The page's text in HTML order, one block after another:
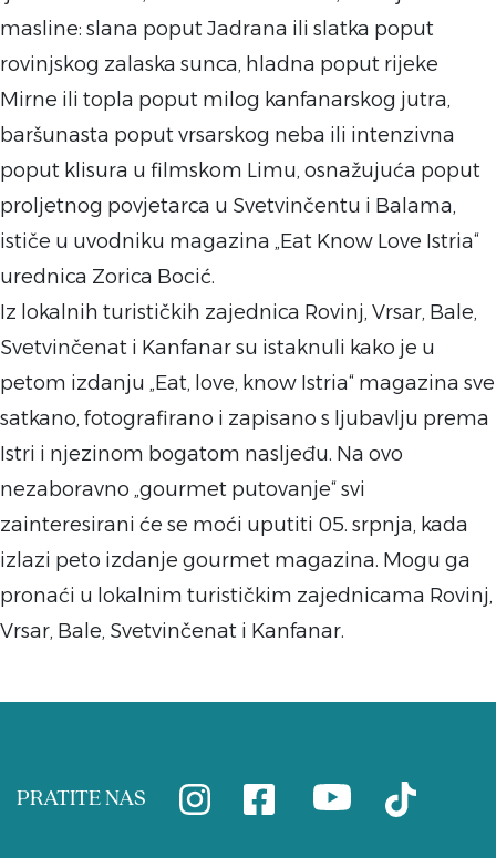
masline: slana poput Jadrana ili slatka poput
rovinjskog zalaska sunca, hladna poput rijeke
Mirne ili topla poput milog kanfanarskog jutra,
baršunasta poput vrsarskog neba ili intenzivna
poput klisura u filmskom Limu, osnažujuća poput
proljetnog povjetarca u Svetvinčentu i Balama,
ističe u uvodniku magazina „Eat Know Love Istria“
urednica Zorica Bocić.
Iz lokalnih turističkih zajednica Rovinj, Vrsar, Bale,
Svetvinčenat i Kanfanar su istaknuli kako je u
petom izdanju „Eat, love, know Istria“ magazina sve
satkano, fotografirano i zapisano s ljubavlju prema
Istri i njezinom bogatom nasljeđu. Na ovo
nezaboravno „gourmet putovanje“ svi
zainteresirani će se moći uputiti 05. srpnja, kada
izlazi peto izdanje gourmet magazina. Mogu ga
pronaći u lokalnim turističkim zajednicama Rovinj,
Vrsar, Bale, Svetvinčenat i Kanfanar.
PRATITE NAS